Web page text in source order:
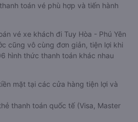
toán vé phù hợp và tiến hành
vé xe khách đi Tuy Hòa - Phú Yên
cũng vô cùng đơn giản, tiện lợi khi
hình thức thanh toán khác nhau
mặt tại các cửa hàng tiện lợi và
thanh toán quốc tế (Visa, Master